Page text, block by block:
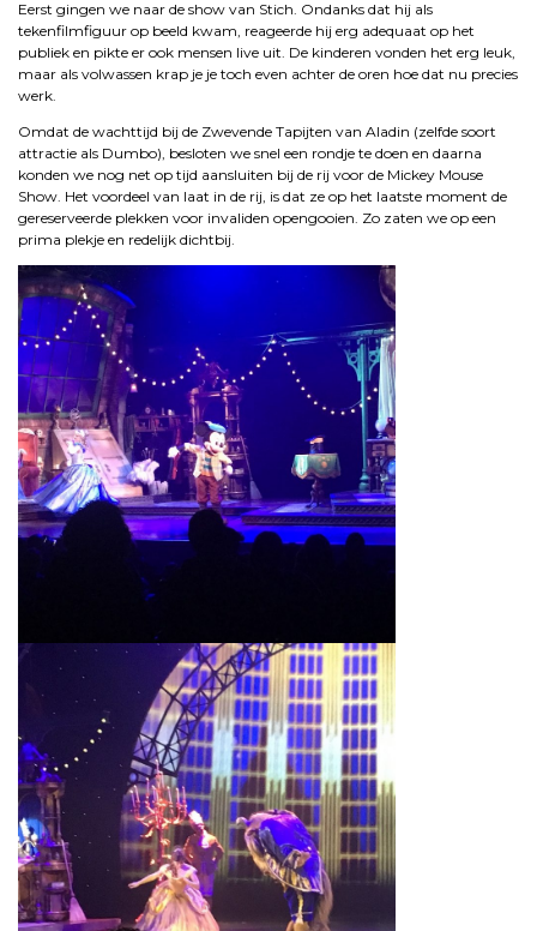
Eerst gingen we naar de show van Stich. Ondanks dat hij als
tekenfilmfiguur op beeld kwam, reageerde hij erg adequaat op het
publiek en pikte er ook mensen live uit. De kinderen vonden het erg leuk,
maar als volwassen krap je je toch even achter de oren hoe dat nu precies
werk.
Omdat de wachttijd bij de Zwevende Tapijten van Aladin (zelfde soort
attractie als Dumbo), besloten we snel een rondje te doen en daarna
konden we nog net op tijd aansluiten bij de rij voor de Mickey Mouse
Show. Het voordeel van laat in de rij, is dat ze op het laatste moment de
gereserveerde plekken voor invaliden opengooien. Zo zaten we op een
prima plekje en redelijk dichtbij.